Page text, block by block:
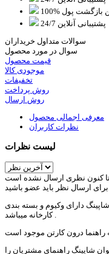
بازگشت پول
پشتیبانی آنلاین 24/7
سوالات متداول خریداران
سوال در مورد محصول
قیمت محصول
موجودی کالا
تخفیفات
روش پرداخت
روش ارسال
معرفی اجمالی محصول
نظرات کاربران
لیست نظرات
دارای وکیوم و بسته بندی
کارخانه میباشد .
شاپینگ راهنمای مشتریان را